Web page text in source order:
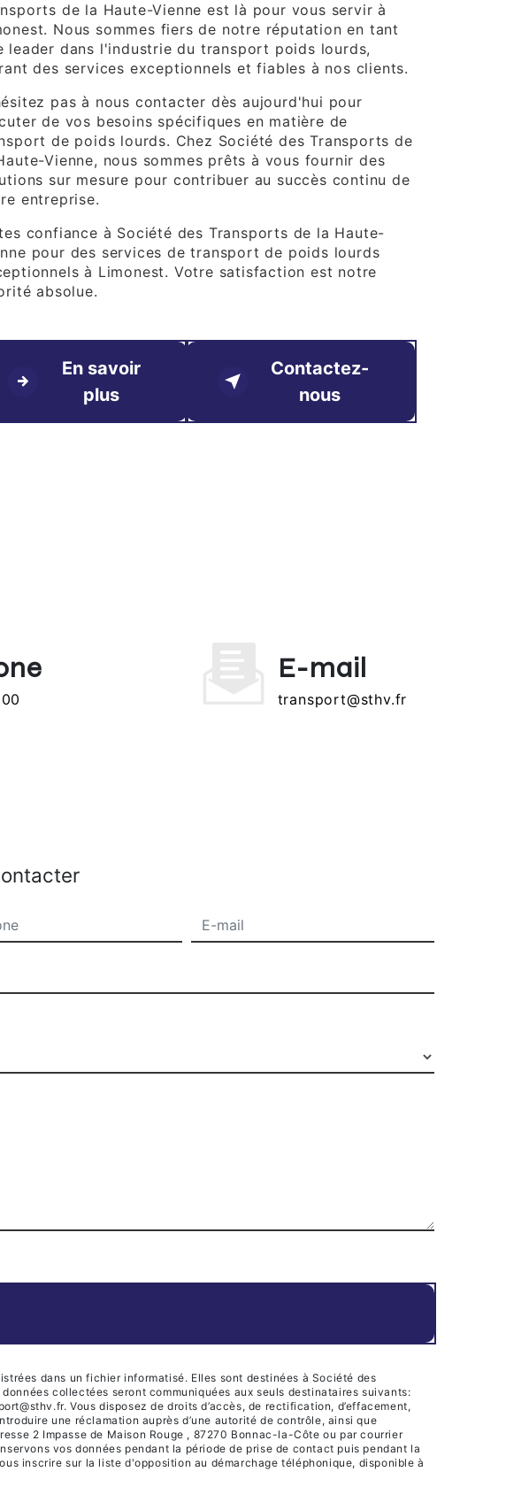
de la Haute-Vienne est là pour vous servir à
Nous sommes fiers de notre réputation en tant
leader dans l'industrie du transport poids lourds,
des services exceptionnels et fiables à nos clients.
pas à nous contacter dès aujourd'hui pour
de vos besoins spécifiques en matière de
de poids lourds. Chez Société des Transports de
Vienne, nous sommes prêts à vous fournir des
sur mesure pour contribuer au succès continu de
entreprise.
confiance à Société des Transports de la Haute-
pour des services de transport de poids lourds
à Limonest. Votre satisfaction est notre
absolue.
En savoir
plus
Contactez-
nous
E-mail
transport@sthv.fr
dans un fichier informatisé. Elles sont destinées à Société des
collectées seront communiquées aux seuls destinataires suivants:
Vous disposez de droits d’accès, de rectification, d’effacement,
une réclamation auprès d’une autorité de contrôle, ainsi que
2 Impasse de Maison Rouge , 87270 Bonnac-la-Côte ou par courrier
vos données pendant la période de prise de contact puis pendant la
inscrire sur la liste d'opposition au démarchage téléphonique, disponible à